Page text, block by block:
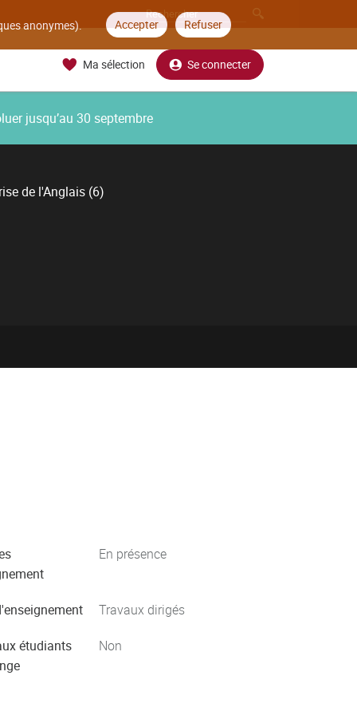
anonymes). Accepter Refuser
Ma sélection Se connecter
jusqu’au 30 septembre
de l'Anglais (6)
En présence
Travaux dirigés
étudiants
Non